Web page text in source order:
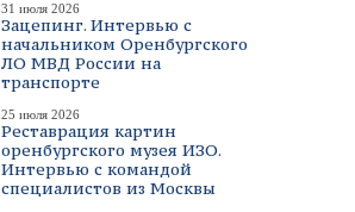
31 июля 2026
Зацепинг. Интервью с
начальником Оренбургского
ЛО МВД России на
транспорте
25 июля 2026
Реставрация картин
оренбургского музея ИЗО.
Интервью с командой
специалистов из Москвы